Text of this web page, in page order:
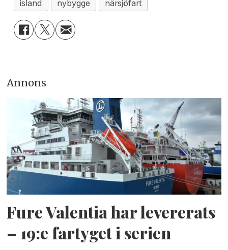
island
nybygge närsjöfart
Annons
Fure Valentia har levererats
– 19:e fartyget i serien